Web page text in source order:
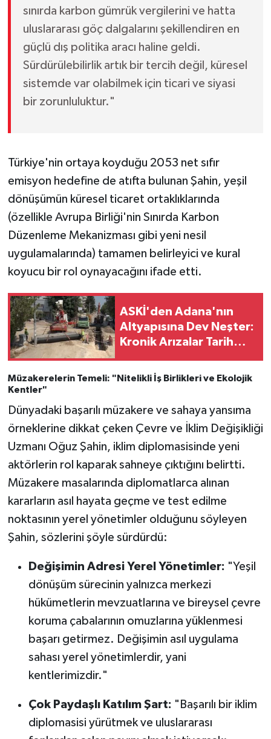
sınırda karbon gümrük vergilerini ve hatta
uluslararası göç dalgalarını şekillendiren en
güçlü dış politika aracı haline geldi.
Sürdürülebilirlik artık bir tercih değil, küresel
sistemde var olabilmek için ticari ve siyasi
bir zorunluluktur."
Türkiye'nin ortaya koyduğu 2053 net sıfır
emisyon hedefine de atıfta bulunan Şahin, yeşil
dönüşümün küresel ticaret ortaklıklarında
(özellikle Avrupa Birliği'nin Sınırda Karbon
Düzenleme Mekanizması gibi yeni nesil
uygulamalarında) tamamen belirleyici ve kural
koyucu bir rol oynayacağını ifade etti.
ASKİ'den Adana'nın
Altyapısına Dev Neşter:
Kronik Arızalar Tarih
Müzakerelerin Temeli: "Nitelikli İş Birlikleri ve Ekolojik
Kentler"
Dünyadaki başarılı müzakere ve sahaya yansıma
örneklerine dikkat çeken Çevre ve İklim Değişikliği
Uzmanı Oğuz Şahin, iklim diplomasisinde yeni
aktörlerin rol kaparak sahneye çıktığını belirtti.
Müzakere masalarında diplomatlarca alınan
kararların asıl hayata geçme ve test edilme
noktasının yerel yönetimler olduğunu söyleyen
Şahin, sözlerini şöyle sürdürdü:
Değişimin Adresi Yerel Yönetimler: "Yeşil
dönüşüm sürecinin yalnızca merkezi
hükümetlerin mevzuatlarına ve bireysel çevre
koruma çabalarının omuzlarına yüklenmesi
başarı getirmez. Değişimin asıl uygulama
sahası yerel yönetimlerdir, yani
kentlerimizdir."
Çok Paydaşlı Katılım Şart: "Başarılı bir iklim
diplomasisi yürütmek ve uluslararası